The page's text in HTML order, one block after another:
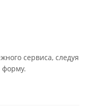
сервиса, следуя
форму.